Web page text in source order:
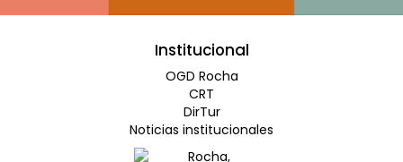
Institucional
OGD Rocha
CRT
DirTur
Noticias institucionales